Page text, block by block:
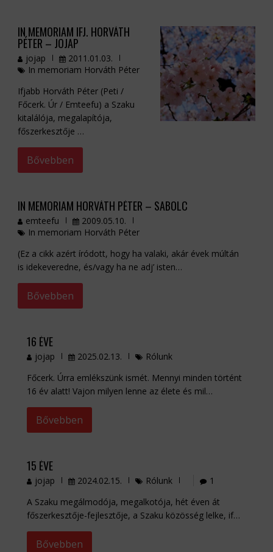
IN MEMORIAM IFJ. HORVÁTH
PÉTER – JOJAP
jojap
2011.01.03.
In memoriam Horváth Péter
Ifjabb Horváth Péter (Peti /
Főcerk. Úr / Emteefu) a Szaku
kitalálója, megalapítója,
főszerkesztője …
Bővebben
IN MEMORIAM HORVÁTH PÉTER – SABOLC
emteefu
2009.05.10.
In memoriam Horváth Péter
(Ez a cikk azért íródott, hogy ha valaki, akár évek múltán
is idekeveredne, és/vagy ha ne adj’ isten…
Bővebben
16 ÉVE
jojap 2025.02.13.
Rólunk
Főcerk. Úrra emlékszünk ismét. Mennyi minden történt
16 év alatt! Vajon milyen lenne az élete és mil…
Bővebben
15 ÉVE
jojap 2024.02.15. Rólunk
1
A Szaku megálmodója, megalkotója, hét éven át
főszerkesztője-fejlesztője, a Szaku közösség lelke, if…
Bővebben